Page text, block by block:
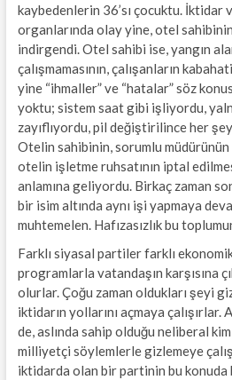
kaybedenlerin 36’sı çocuktu. İktidar
organlarında olay yine, otel sahibinin
indirgendi. Otel sahibi ise, yangın
çalışmamasının, çalışanların
yine “ihmaller” ve “hatalar” söz
yoktu; sistem saat gibi işliyordu,
zayıflıyordu, pil değiştirilince her
Otelin sahibinin, sorumlu müdürünün
otelin işletme ruhsatının iptal
anlamına geliyordu. Birkaç zaman
bir isim altında aynı işi yapmaya
muhtemelen. Hafızasızlık bu
Farklı siyasal partiler farklı
programlarla vatandaşın karşısına
olurlar. Çoğu zaman oldukları şeyi
iktidarın yollarını açmaya
de, aslında sahip olduğu neliberal
milliyetçi söylemlerle gizlemeye
iktidarda olan bir partinin bu konuda